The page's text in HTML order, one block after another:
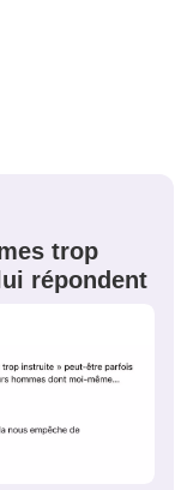
trop
répondent
PSEUDO